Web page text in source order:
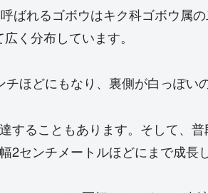
ばれるゴボウはキク科ゴボウ属
く分布しています。
ほどにもなり、裏側が白っぽい
することもあります。そして、
2センチメートルほどにまで成長し